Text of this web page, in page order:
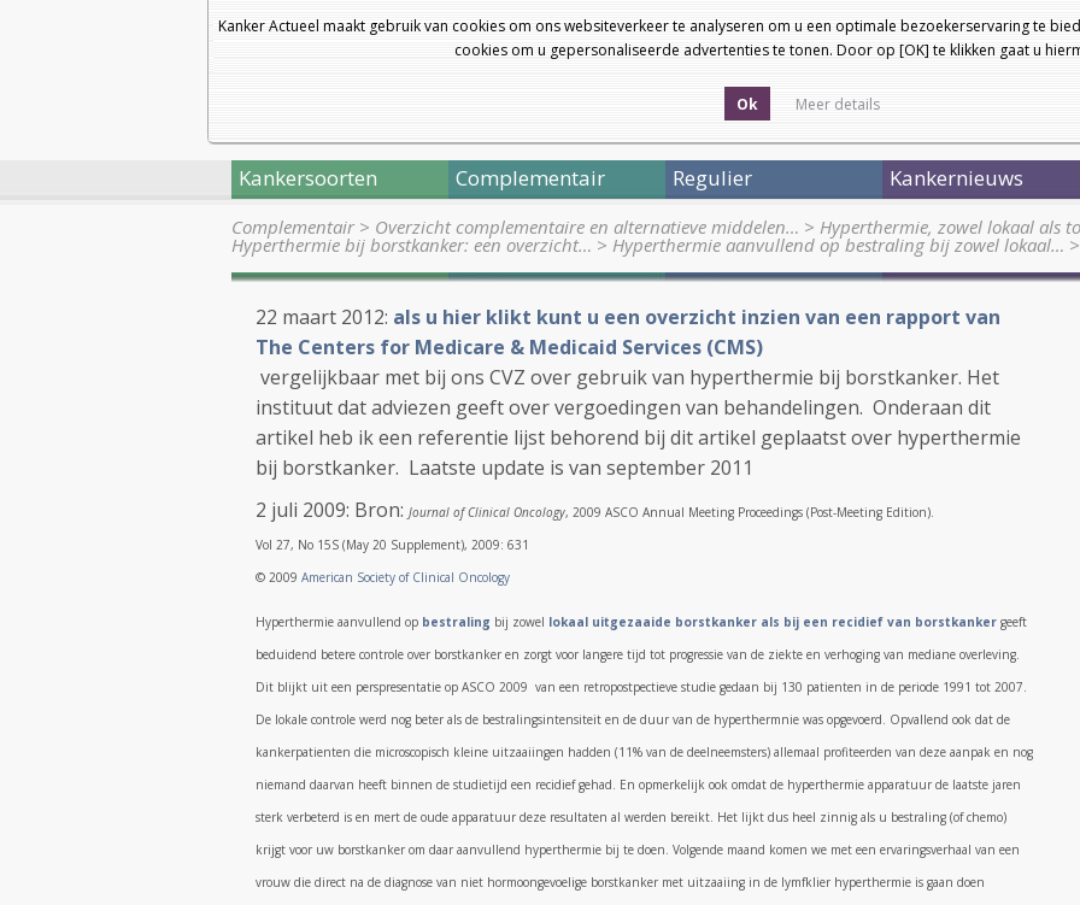
Kanker Actueel maakt gebruik van cookies om ons websiteverkeer te analyseren om u een optimale bezoekerservaring te
cookies om u gepersonaliseerde advertenties te tonen. Door op [OK] te klikken gaat u
Ok Meer details
Kankersoorten Complementair Regulier Kankernieuws
Complementair> Overzicht complementaire en alternatieve middelen… > Hyperthermie, zowel lokaal als
Hyperthermie bij borstkanker: een overzicht… > Hyperthermie aanvullend op bestraling bij zowel lokaal… >
22 maart 2012: als u hier klikt kunt u een overzicht inzien van een rapport van
The Centers for Medicare & Medicaid Services (CMS)
vergelijkbaar met bij ons CVZ over gebruik van hyperthermie bij borstkanker. Het
instituut dat adviezen geeft over vergoedingen van behandelingen. Onderaan dit
artikel heb ik een referentie lijst behorend bij dit artikel geplaatst over hyperthermie
bij borstkanker. Laatste update is van september 2011
2 juli 2009: Bron: Journal of Clinical Oncology, 2009 ASCO Annual Meeting Proceedings (Post-Meeting Edition).
Vol 27, No 15S (May 20 Supplement), 2009: 631
© 2009 American Society of Clinical Oncology
Hyperthermie aanvullend op bestraling bij zowel lokaal uitgezaaide borstkanker als bij een recidief van borstkanker geeft
beduidend betere controle over borstkanker en zorgt voor langere tijd tot progressie van de ziekte en verhoging van mediane overleving.
Dit blijkt uit een perspresentatie op ASCO 2009 van een retropostpectieve studie gedaan bij 130 patienten in de periode 1991 tot 2007.
De lokale controle werd nog beter als de bestralingsintensiteit en de duur van de hyperthermnie was opgevoerd. Opvallend ook dat de
kankerpatienten die microscopisch kleine uitzaaiingen hadden (11% van de deelneemsters) allemaal profiteerden van deze aanpak en nog
niemand daarvan heeft binnen de studietijd een recidief gehad. En opmerkelijk ook omdat de hyperthermie apparatuur de laatste jaren
sterk verbeterd is en mert de oude apparatuur deze resultaten al werden bereikt. Het lijkt dus heel zinnig als u bestraling (of chemo)
krijgt voor uw borstkanker om daar aanvullend hyperthermie bij te doen. Volgende maand komen we met een ervaringsverhaal van een
vrouw die direct na de diagnose van niet hormoongevoelige borstkanker met uitzaaiing in de lymfklier hyperthermie is gaan doen